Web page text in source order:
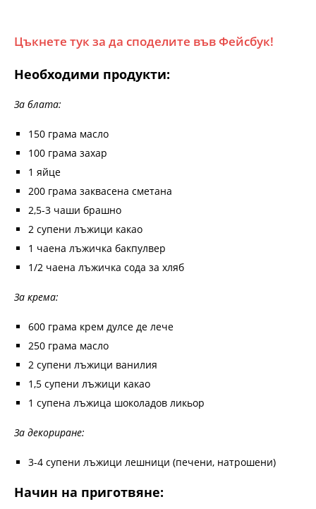
Цъкнете тук за да споделите във Фейсбук!
Необходими продукти:
За блата:
150 грама масло
100 грама захар
1 яйце
200 грама заквасена сметана
2,5-3 чаши брашно
2 супени лъжици какао
1 чаена лъжичка бакпулвер
1/2 чаена лъжичка сода за хляб
За крема:
600 грама крем дулсе де лече
250 грама масло
2 супени лъжици ванилия
1,5 супени лъжици какао
1 супена лъжица шоколадов ликьор
За декориране:
3-4 супени лъжици лешници (печени, натрошени)
Начин на приготвяне: